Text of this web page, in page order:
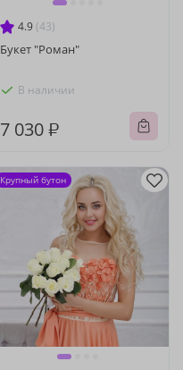
4.9 (43)
Букет "Роман"
В наличии
7 030 ₽
Крупный бутон